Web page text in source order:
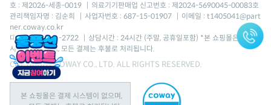
호 : 제2026-세종-0019
의료기기판매업 신고번호 : 제2024-5690045-00083호
관리책임자명 : 김순희
사업자번호 : 687-15-01907
이메일 : t1405041@part
ner.coway.co.kr
대표번호 : 1688-2722
상담시간 : 24시간 (주말, 공휴일포함) *본 쇼핑몰은 결제
시스템이 없으며, 모든 결제는 후불로 처리됩니다.
COPYRIGHT COWAY CO., LTD. ALL RIGHTS RESERVED.
본 쇼핑몰은 결제 시스템이 없으며,